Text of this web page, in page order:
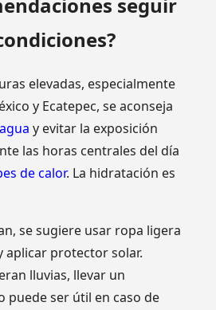
seguir
elevadas, especialmente
y Ecatepec, se aconseja
y evitar la exposición
las horas centrales del día
de calor. La hidratación es
se sugiere usar ropa ligera
aplicar protector solar.
lluvias, llevar un
puede ser útil en caso de